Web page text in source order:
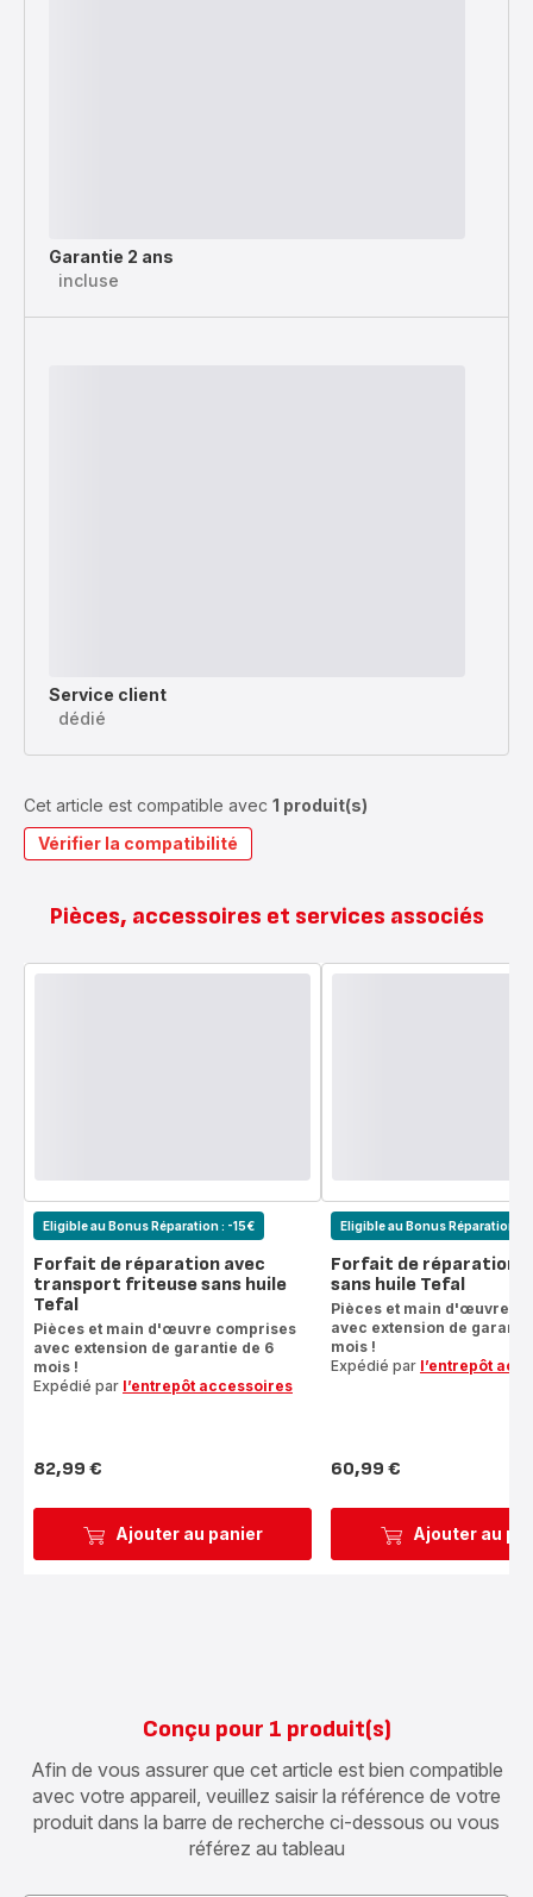
Garantie 2 ans
incluse
Service client
dédié
Cet article est compatible avec 1 produit(s)
Vérifier la compatibilité
Pièces, accessoires et services associés
Ajouter au panier
Eligible au Bonus Réparation : -15€
Forfait de réparation avec
transport friteuse sans huile
Tefal
Pièces et main d'œuvre comprises
avec extension de garantie de 6
mois !
Expédié par l’entrepôt accessoires
Prix
82,99 €
Ajouter au
Eligible au Bonus Réparation : -
Forfait de réparation
sans huile Tefal
Pièces et main d'œuvre
avec extension de
mois !
Expédié par l’entrepôt
Prix
60,99 €
Conçu pour 1 produit(s)
Afin de vous assurer que cet article est bien compatible
avec votre appareil, veuillez saisir la référence de votre
produit dans la barre de recherche ci-dessous ou vous
référez au tableau